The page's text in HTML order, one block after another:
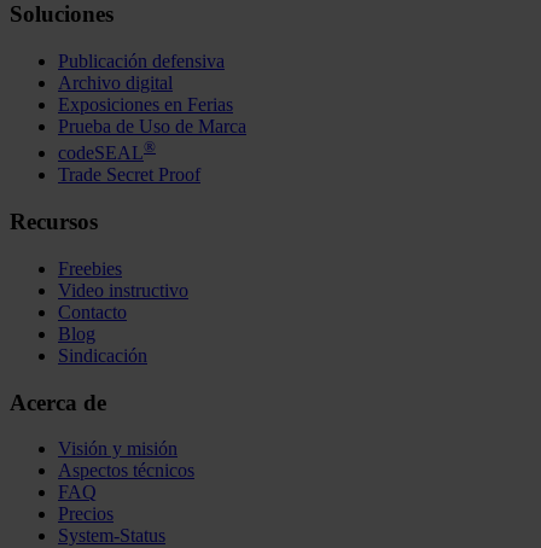
Soluciones
Publicación defensiva
Archivo digital
Exposiciones en Ferias
Prueba de Uso de Marca
codeSEAL®
Trade Secret Proof
Recursos
Freebies
Video instructivo
Contacto
Blog
Sindicación
Acerca de
Visión y misión
Aspectos técnicos
FAQ
Precios
System-Status